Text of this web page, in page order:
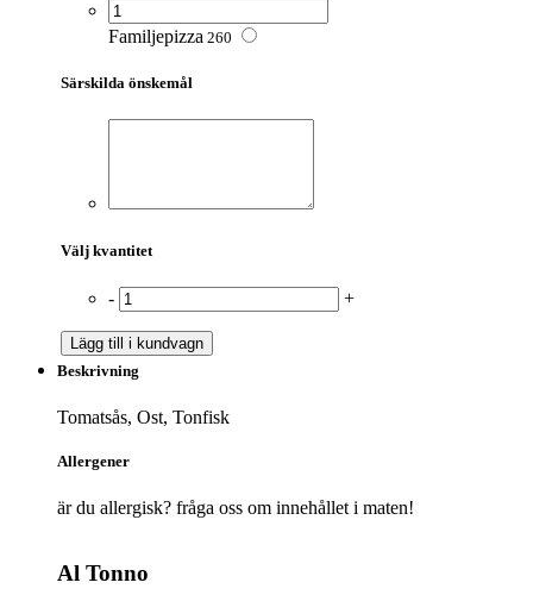
Familjepizza 260
Särskilda önskemål
Välj kvantitet
- +
Lägg till i kundvagn
Beskrivning
Tomatsås, Ost, Tonfisk
Allergener
är du allergisk? fråga oss om innehållet i maten!
Al Tonno